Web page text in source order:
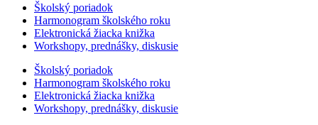
Školský poriadok
Harmonogram školského roku
Elektronická žiacka knižka
Workshopy, prednášky, diskusie
Školský poriadok
Harmonogram školského roku
Elektronická žiacka knižka
Workshopy, prednášky, diskusie